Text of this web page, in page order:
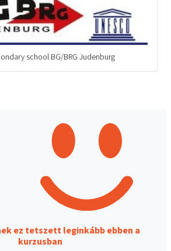
school BG/BRG Judenburg
ez tetszett leginkább ebben a
kurzusban